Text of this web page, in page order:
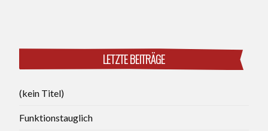
LETZTE BEITRÄGE
(kein Titel)
Funktionstauglich